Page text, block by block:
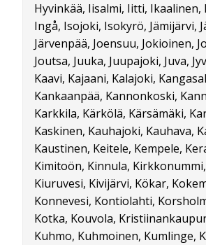
Hyvinkää, Iisalmi, Iitti,
Ingå, Isojoki, Isokyrö, Jämijärvi,
Järvenpää, Joensuu, Jokioinen,
Joutsa, Juuka, Juupajoki, Juva,
Kaavi, Kajaani, Kalajoki,
Kankaanpää, Kannonkoski,
Karkkila, Kärkölä, Kärsämäki,
Kaskinen, Kauhajoki, Kauhava,
Kaustinen, Keitele, Kempele,
Kimitoön, Kinnula,
Kiuruvesi, Kivijärvi, Kökar,
Konnevesi, Kontiolahti,
Kotka, Kouvola,
Kuhmo, Kuhmoinen, Kumlinge,